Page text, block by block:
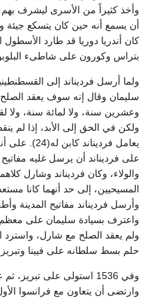
وأخذ كثيراً من الأسرى ليشرف
أن يسمع أنه حين كان يتسكع جيئة
كان أندريا دوريا قد طارد
بتراس وكورون على شاطىء
ولما أرسل فرديناند إلى
سليمان وقال إنه سوف يعقد
وعشرين سنة، ولا لمائة سنة، ولا
ولكن في الحق إلى الأبد، إذا لم
يعامل
والولاء، وكان فرديناند وشارل
المسيحيين، إلى حد أنهما كانا
وأرسل فرديناند مفاتيح المدينة
ولم يعقد الصلح مع شارل،
حلم بسط سلطانه على فيينا
وفي 1536 استولى على
وارتضى أن يتعاون مع فرانسوا